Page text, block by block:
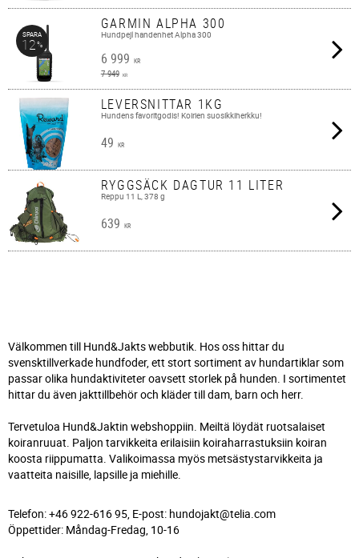
GARMIN ALPHA 300
Hundpejl handenhet Alpha 300
6 999 KR
7 949 KR
SPARA
12%
LEVERSNITTAR 1KG
Hundens favoritgodis! Koirien suosikkiherkku!
49 KR
RYGGSÄCK DAGTUR 11 LITER
Reppu 11 L, 378 g
639 KR
Välkommen till Hund&Jakts webbutik. Hos oss hittar du
svensktillverkade hundfoder, ett stort sortiment av hundartiklar som
passar olika hundaktiviteter oavsett storlek på hunden. I sortimentet
hittar du även jakttillbehör och kläder till dam, barn och herr.
Tervetuloa Hund&Jaktin webshoppiin. Meiltä löydät ruotsalaiset
koiranruuat. Paljon tarvikkeita erilaisiin koiraharrastuksiin koiran
koosta riippumatta. Valikoimassa myös metsästystarvikkeita ja
vaatteita naisille, lapsille ja miehille.
Telefon: +46 922-616 95, E-post: hundojakt@telia.com
Öppettider: Måndag-Fredag, 10-16